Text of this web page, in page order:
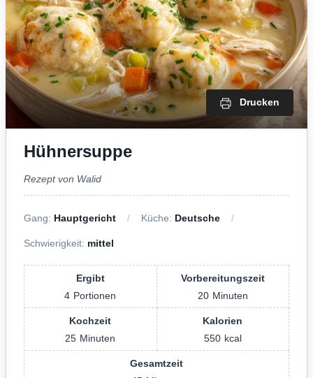
Drucken
Hühnersuppe
Rezept von Walid
Gang: Hauptgericht Küche: Deutsche
Schwierigkeit: mittel
Ergibt
4 Portionen
Vorbereitungszeit
20 Minuten
Kochzeit
25 Minuten
Kalorien
550 kcal
Gesamtzeit